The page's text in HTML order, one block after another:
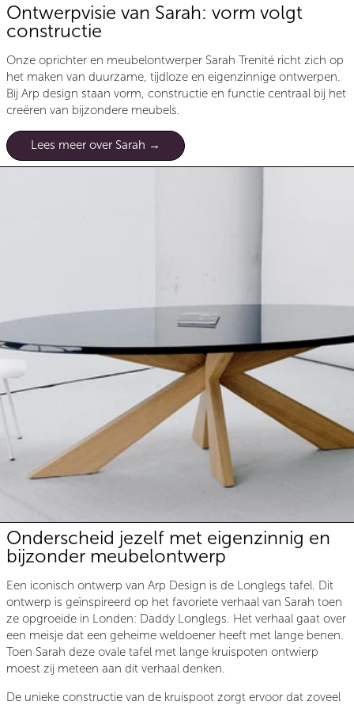
Ontwerpvisie van Sarah: vorm volgt
constructie
Onze oprichter en meubelontwerper Sarah Trenité richt zich op
het maken van duurzame, tijdloze en eigenzinnige ontwerpen.
Bij Arp design staan vorm, constructie en functie centraal bij het
creëren van bijzondere meubels.
Lees meer over Sarah
Onderscheid jezelf met eigenzinnig en
bijzonder meubelontwerp
Een iconisch ontwerp van Arp Design is de Longlegs tafel. Dit
ontwerp is geïnspireerd op het favoriete verhaal van Sarah toen
ze opgroeide in Londen: Daddy Longlegs. Het verhaal gaat over
een meisje dat een geheime weldoener heeft met lange benen.
Toen Sarah deze ovale tafel met lange kruispoten ontwierp
moest zij meteen aan dit verhaal denken.
De unieke constructie van de kruispoot zorgt ervoor dat zoveel